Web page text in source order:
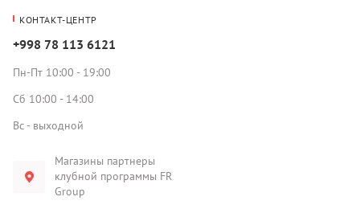
КОНТАКТ-ЦЕНТР
+998 78 113 6121
Пн-Пт 10:00 - 19:00
Сб 10:00 - 14:00
Вс - выходной
Магазины партнеры
клубной программы FR
Group